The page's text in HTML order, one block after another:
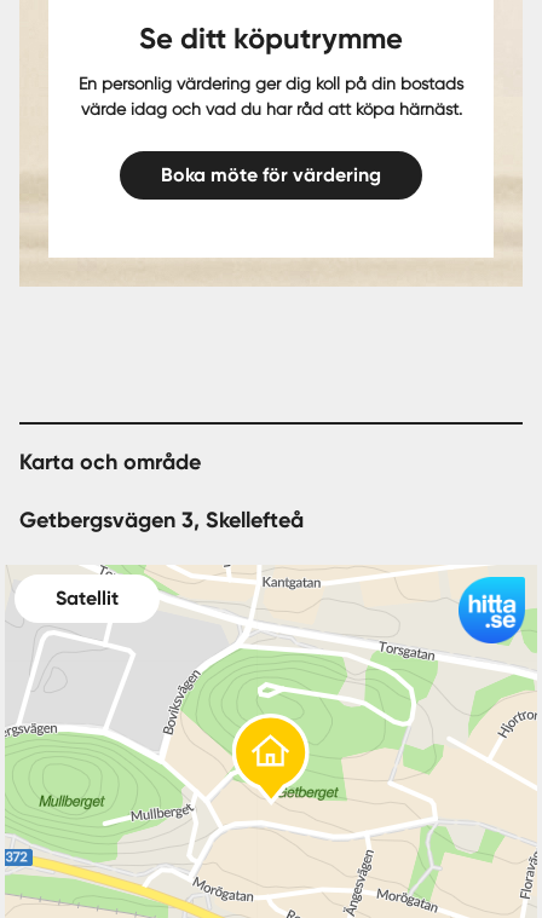
Se ditt köputrymme
En personlig värdering ger dig koll på din bostads
värde idag och vad du har råd att köpa härnäst.
Boka möte för värdering
Karta och område
Getbergsvägen 3, Skellefteå
Satellit